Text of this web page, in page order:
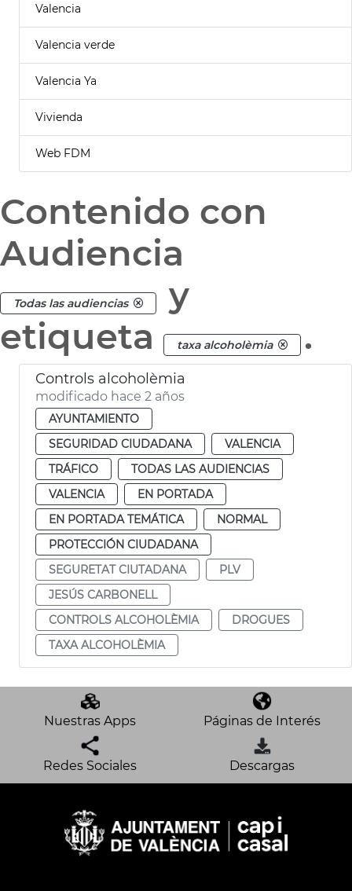
Valencia
Valencia verde
Valencia Ya
Vivienda
Web FDM
Contenido con
Audiencia
Todas las audiencias
y
etiqueta
taxa alcoholèmia .
Controls alcoholèmia
modificado hace 2 años
AYUNTAMIENTO
SEGURIDAD CIUDADANA
VALENCIA
TRÁFICO
TODAS LAS AUDIENCIAS
VALENCIA
EN PORTADA
EN PORTADA TEMÁTICA
NORMAL
PROTECCIÓN CIUDADANA
SEGURETAT CIUTADANA
PLV
JESÚS CARBONELL
CONTROLS ALCOHOLÈMIA
DROGUES
TAXA ALCOHOLÈMIA
Nuestras Apps Páginas de Interés
Redes Sociales Descargas